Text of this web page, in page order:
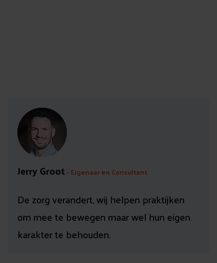
Jerry Groot– Eigenaar en Consultant
De zorg verandert, wij helpen praktijken
om mee te bewegen maar wel hun eigen
karakter te behouden.